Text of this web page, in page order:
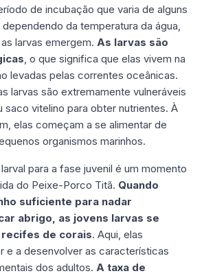
de incubação que varia de alguns
da temperatura da água,
larvas emergem. As larvas são
, o que significa que elas vivem na
levadas pelas correntes oceânicas.
larvas são extremamente vulneráveis
saco vitelino para obter nutrientes. À
elas começam a se alimentar de
organismos marinhos.
para a fase juvenil é um momento
do Peixe-Porco Titã. Quando
suficiente para nadar
abrigo, as jovens larvas se
de corais. Aqui, elas
e a desenvolver as características
dos adultos. A taxa de